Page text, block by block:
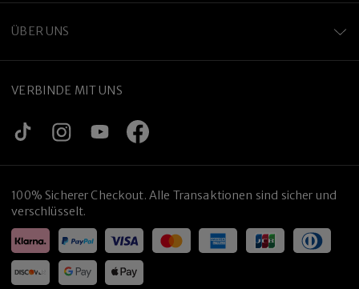
ÜBER UNS
VERBINDE MIT UNS
100% Sicherer Checkout. Alle Transaktionen sind sicher und
verschlüsselt.